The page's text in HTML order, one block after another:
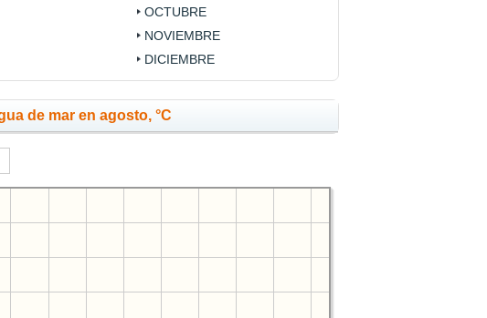
OCTUBRE
NOVIEMBRE
DICIEMBRE
de mar en agosto, °C